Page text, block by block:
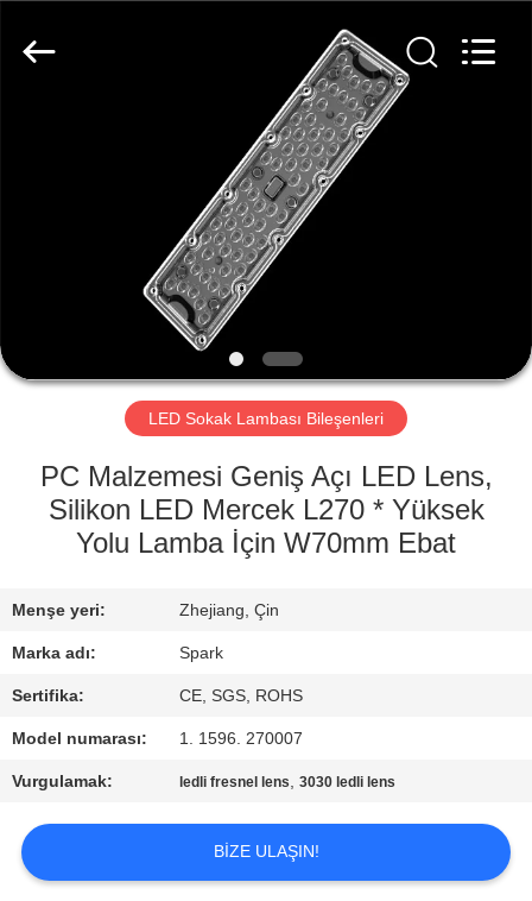
HAKKIMIZDA
FABRIKA
KALITE
KONTROLÜ
BIZIMLE
İLETIŞIM
HABERLER
BIR
Co.,
LED Sokak Lambası Bileşenleri
PC Malzemesi Geniş Açı LED Lens,
Silikon LED Mercek L270 * Yüksek
Yolu Lamba İçin W70mm Ebat
Menşe yeri: Zhejiang, Çin
Marka adı: Spark
Sertifika: CE, SGS, ROHS
Model numarası: 1. 1596. 270007
Vurgulamak: ledli fresnel lens,3030 ledli lens
BIZE ULAŞIN!